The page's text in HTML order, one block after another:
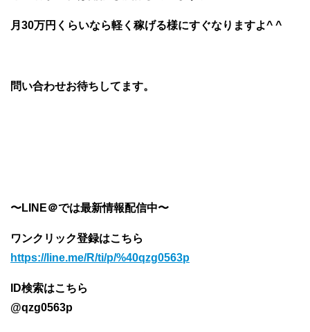
月30万円くらいなら軽く稼げる様にすぐなりますよ^ ^
問い合わせお待ちしてます。
〜LINE＠では最新情報配信中〜
ワンクリック登録はこちら
https://line.me/R/ti/p/%40qzg0563p
ID検索はこちら
@qzg0563p